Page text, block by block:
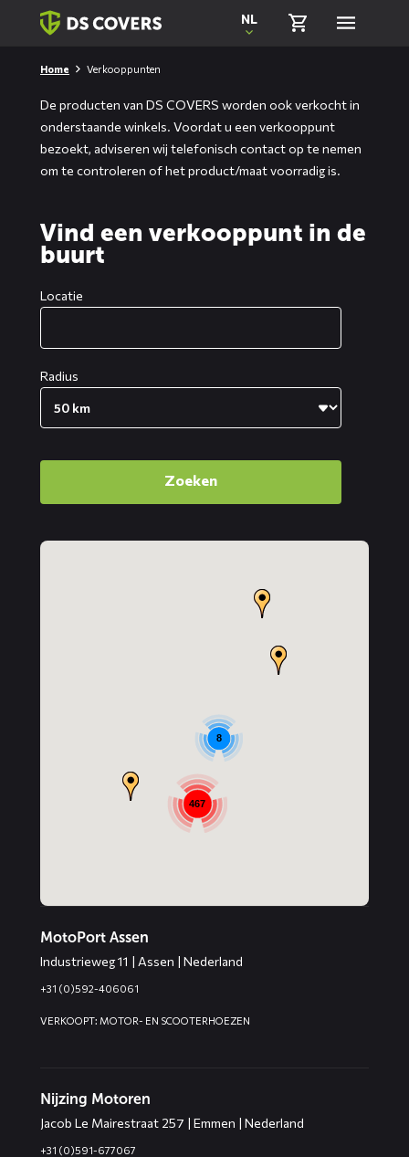
Skiplinks
NL
Home Verkooppunten
De producten van DS COVERS worden ook verkocht in
onderstaande winkels. Voordat u een verkooppunt
bezoekt, adviseren wij telefonisch contact op te nemen
om te controleren of het product/maat voorradig is.
Vind een verkooppunt in de
buurt
Locatie
Radius
Zoeken
467
8
MotoPort Assen
Industrieweg 11 | Assen | Nederland
+31 (0)592-406061
VERKOOPT: MOTOR- EN SCOOTERHOEZEN
Nijzing Motoren
Jacob Le Mairestraat 257 | Emmen | Nederland
+31 (0)591-677067